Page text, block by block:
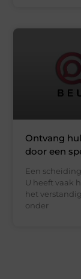
Ontvang
door een
Een
U heeft vaak
het
onder